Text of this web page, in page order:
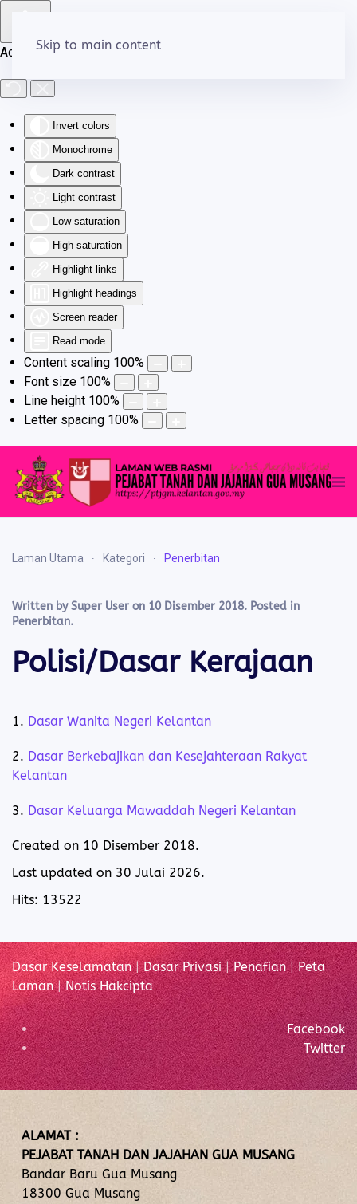
Accessibility Tools
Invert colors
Monochrome
Dark contrast
Light contrast
Low saturation
High saturation
Highlight links
Highlight headings
Screen reader
Read mode
Content scaling 100%
Font size 100%
Line height 100%
Letter spacing 100%
Skip to main content
Laman Utama Kategori Penerbitan
Written by Super User on 10 Disember 2018. Posted in
Penerbitan.
Polisi/Dasar Kerajaan
1. Dasar Wanita Negeri Kelantan
2. Dasar Berkebajikan dan Kesejahteraan Rakyat
Kelantan
3. Dasar Keluarga Mawaddah Negeri Kelantan
Created on 10 Disember 2018.
Last updated on 30 Julai 2026.
Hits: 13522
Dasar Keselamatan|Dasar Privasi|Penafian|Peta
Laman|Notis Hakcipta
Facebook
Twitter
ALAMAT :
PEJABAT TANAH DAN JAJAHAN GUA MUSANG
Bandar Baru Gua Musang
18300 Gua Musang